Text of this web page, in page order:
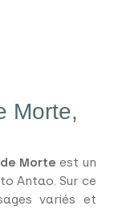
Morte,
Morte est un
Antao. Sur ce
variés et